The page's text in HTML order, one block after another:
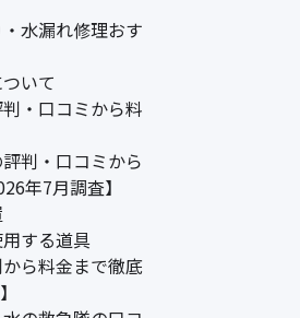
水漏れ修理おす
いて
・口コミから料
判・口コミから
年7月調査】
する道具
ら料金まで徹底